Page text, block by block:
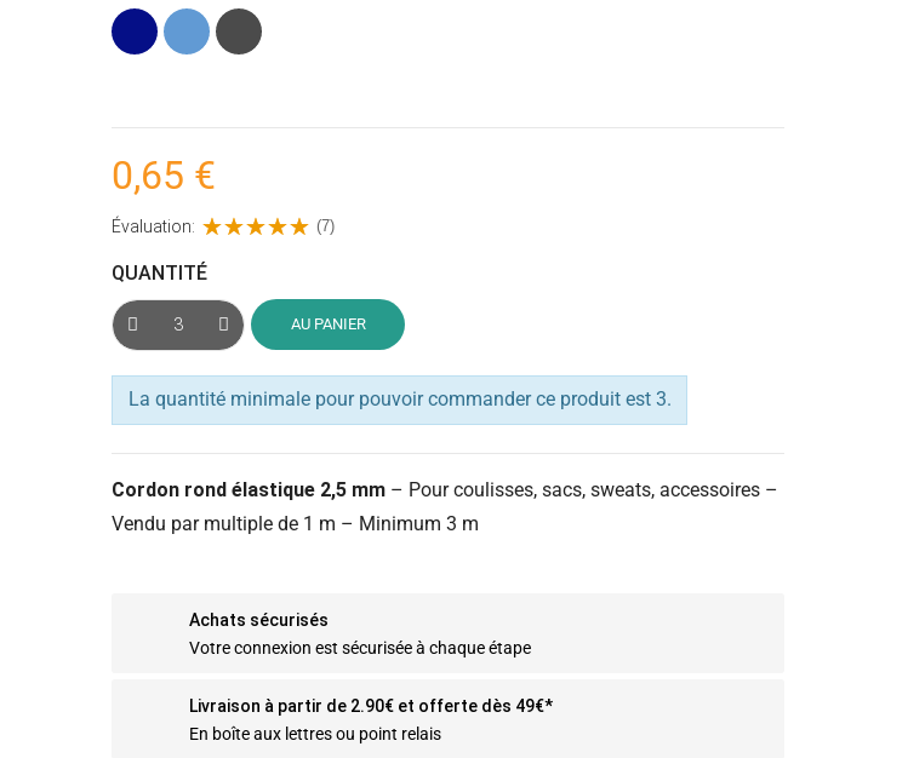
Bleu
cobalt
Bleu
Gris
anthracite
0,65 €
Évaluation: (7)
QUANTITÉ
AU PANIER
La quantité minimale pour pouvoir commander ce produit est 3.
Cordon rond élastique 2,5 mm – Pour coulisses, sacs, sweats, accessoires –
Vendu par multiple de 1 m – Minimum 3 m
Achats sécurisés
Votre connexion est sécurisée à chaque étape
Livraison à partir de 2.90€ et offerte dès 49€*
En boîte aux lettres ou point relais